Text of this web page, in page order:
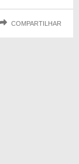
COMPARTILHAR